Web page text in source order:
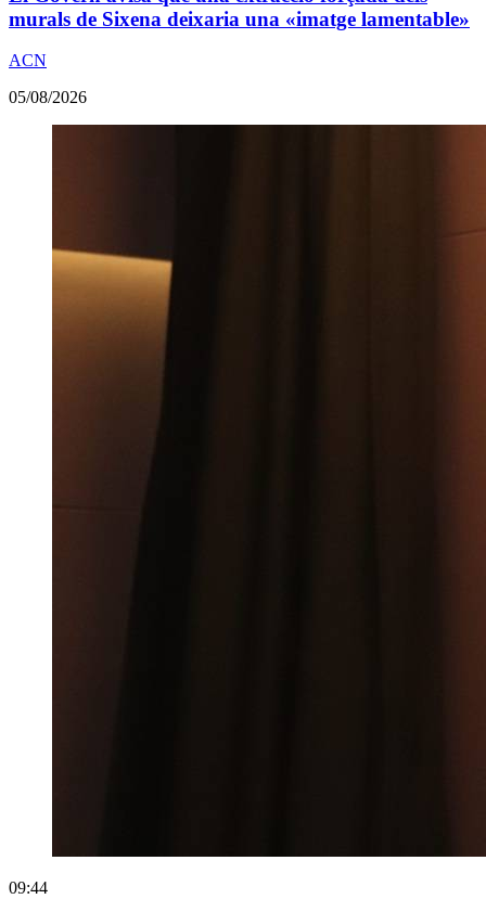
murals de Sixena deixaria una «imatge lamentable»
ACN
05/08/2026
09:44